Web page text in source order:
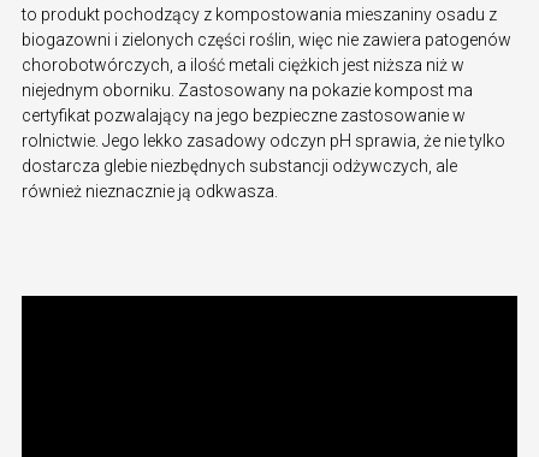
to produkt pochodzący z kompostowania mieszaniny osadu z
biogazowni i zielonych części roślin, więc nie zawiera patogenów
chorobotwórczych, a ilość metali ciężkich jest niższa niż w
niejednym oborniku. Zastosowany na pokazie kompost ma
certyfikat pozwalający na jego bezpieczne zastosowanie w
rolnictwie. Jego lekko zasadowy odczyn pH sprawia, że nie tylko
dostarcza glebie niezbędnych substancji odżywczych, ale
również nieznacznie ją odkwasza.